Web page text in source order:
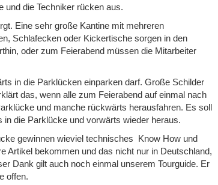
und die Techniker rücken aus.
Eine sehr große Kantine mit mehreren
Schlafecken oder Kickertische sorgen in den
oder zum Feierabend müssen die Mitarbeiter
in die Parklücken einparken darf. Große Schilder
das, wenn alle zum Feierabend auf einmal nach
und manche rückwärts herausfahren. Es soll
die Parklücke und vorwärts wieder heraus.
gewinnen wieviel technisches Know How und
Artikel bekommen und das nicht nur in Deutschland,
Dank gilt auch noch einmal unserem Tourguide. Er
offen.